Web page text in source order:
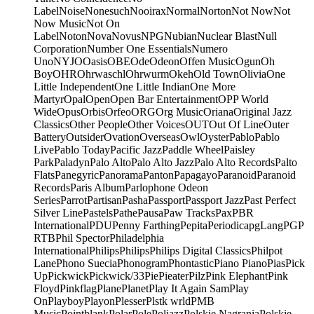
LabelNoiseNonesuchNooiraxNormalNortonNot NowNot
Now MusicNot On
LabelNotonNovaNovusNPGNubianNuclear BlastNull
CorporationNumber One EssentialsNumero
UnoNYJOOasisOBEOdeOdeonOffen MusicOgunOh
BoyOHROhrwaschlOhrwurmOkehOld TownOliviaOne
Little IndependentOne Little IndianOne More
MartyrOpalOpenOpen Bar EntertainmentOPP World
WideOpusOrbisOrfeoORGOrg MusicOrianaOriginal Jazz
ClassicsOther PeopleOther VoicesOUTOut Of LineOuter
BatteryOutsiderOvationOverseasOwlOysterPabloPablo
LivePablo TodayPacific JazzPaddle WheelPaisley
ParkPaladynPalo AltoPalo Alto JazzPalo Alto RecordsPalto
FlatsPanegyricPanoramaPantonPapagayoParanoidParanoid
RecordsParis AlbumParlophone Odeon
SeriesParrotPartisanPashaPassportPassport JazzPast Perfect
Silver LinePastelsPathePausaPaw TracksPaxPBR
InternationalPDUPenny FarthingPepitaPeriodicapgLangPGP
RTBPhil SpectorPhiladelphia
InternationalPhilipsPhilipsPhilips Digital ClassicsPhilpot
LanePhono SueciaPhonogramPhontasticPiano PianoPiasPick
UpPickwickPickwick/33PiePieaterPilzPink ElephantPink
FloydPinkflagPlanePlanetPlay It Again SamPlay
OnPlayboyPlayonPlesserPlstk wrldPMB